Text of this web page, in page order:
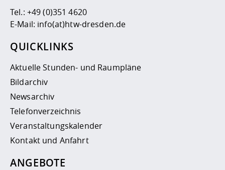
Tel.: +49 (0)351 4620
E-Mail: info(at)htw-dresden.de
QUICKLINKS
Aktuelle Stunden- und Raumpläne
Bildarchiv
Newsarchiv
Telefonverzeichnis
Veranstaltungskalender
Kontakt und Anfahrt
ANGEBOTE